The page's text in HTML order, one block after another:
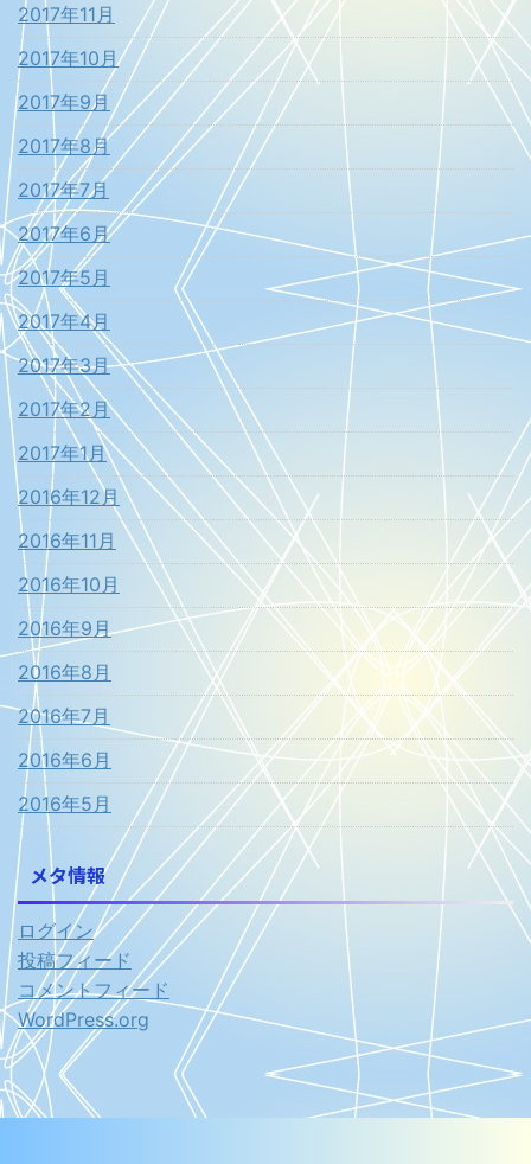
2017年11月
2017年10月
2017年9月
2017年8月
2017年7月
2017年6月
2017年5月
2017年4月
2017年3月
2017年2月
2017年1月
2016年12月
2016年11月
2016年10月
2016年9月
2016年8月
2016年7月
2016年6月
2016年5月
メタ情報
ログイン
投稿フィード
コメントフィード
WordPress.org